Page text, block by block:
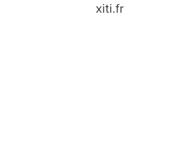
xiti.fr